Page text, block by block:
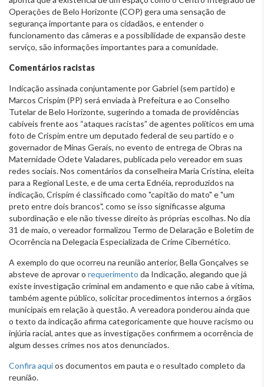
Operações de Belo Horizonte (COP) gera uma sensação de
segurança importante para os cidadãos, e entender o
funcionamento das câmeras e a possibilidade de expansão deste
serviço, são informações importantes para a comunidade.
Comentários racistas
Indicação assinada conjuntamente por Gabriel (sem partido) e
Marcos Crispim (PP) será enviada à Prefeitura e ao Conselho
Tutelar de Belo Horizonte, sugerindo a tomada de providências
cabíveis frente aos “ataques racistas” de agentes políticos em uma
foto de Crispim entre um deputado federal de seu partido e o
governador de Minas Gerais, no evento de entrega de Obras na
Maternidade Odete Valadares, publicada pelo vereador em suas
redes sociais. Nos comentários da conselheira Maria Cristina, eleita
para a Regional Leste, e de uma certa Ednéia, reproduzidos na
indicação, Crispim é classificado como "capitão do mato" e "um
preto entre dois brancos", como se isso significasse alguma
subordinação e ele não tivesse direito às próprias escolhas. No dia
31 de maio, o vereador formalizou Termo de Delaração e Boletim de
Ocorrência na Delegacia Especializada de Crime Cibernético.
A exemplo do que ocorreu na reunião anterior, Bella Gonçalves se
absteve de aprovar o requerimento da Indicação, alegando que já
existe investigação criminal em andamento e que não cabe à vítima,
também agente público, solicitar procedimentos internos a órgãos
municipais em relação à questão. A vereadora ponderou ainda que
o texto da indicação afirma categoricamente que houve racismo ou
injúria racial, antes que as investigações confirmem a ocorrência de
algum desses crimes nos atos denunciados.
Confira aquios documentos em pauta e o resultado completo da
reunião.